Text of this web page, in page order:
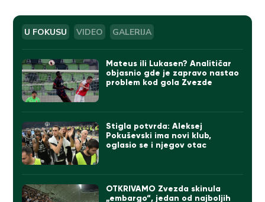
U FOKUSU VIDEO GALERIJA
Mateus ili Lukasen? Analitičar
objasnio gde je zapravo nastao
problem kod gola Zvezde
Stigla potvrda: Aleksej
Pokuševski ima novi klub,
oglasio se i njegov otac
OTKRIVAMO Zvezda skinula
„embargo“, jedan od najboljih